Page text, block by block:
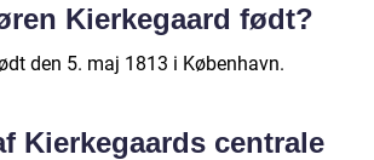
Kierkegaard født?
den 5. maj 1813 i København.
Kierkegaards centrale